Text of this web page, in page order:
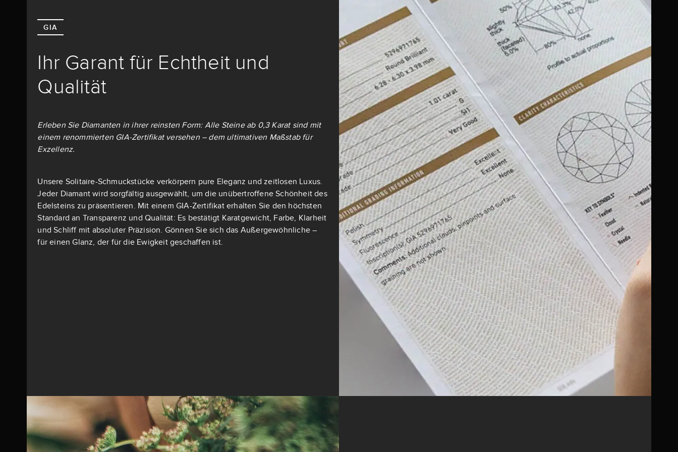
GIA
Ihr Garant für Echtheit und
Qualität
Erleben Sie Diamanten in ihrer reinsten Form: Alle Steine ab 0,3 Karat sind mit
einem renommierten GIA-Zertifikat versehen – dem ultimativen Maßstab für
Exzellenz.
Unsere Solitaire-Schmuckstücke verkörpern pure Eleganz und zeitlosen Luxus.
Jeder Diamant wird sorgfältig ausgewählt, um die unübertroffene Schönheit des
Edelsteins zu präsentieren. Mit einem GIA-Zertifikat erhalten Sie den höchsten
Standard an Transparenz und Qualität: Es bestätigt Karatgewicht, Farbe, Klarheit
und Schliff mit absoluter Präzision. Gönnen Sie sich das Außergewöhnliche –
für einen Glanz, der für die Ewigkeit geschaffen ist.